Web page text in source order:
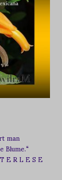
man
Blume.“
R L E S E